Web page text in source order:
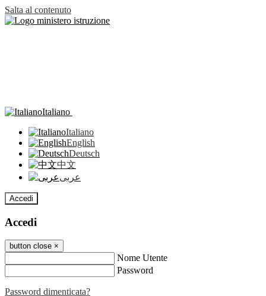
Salta al contenuto
Italiano
Italiano
English
Deutsch
中文
عربى
Accedi
Accedi
button close ×
Nome Utente
Password
Password dimenticata?